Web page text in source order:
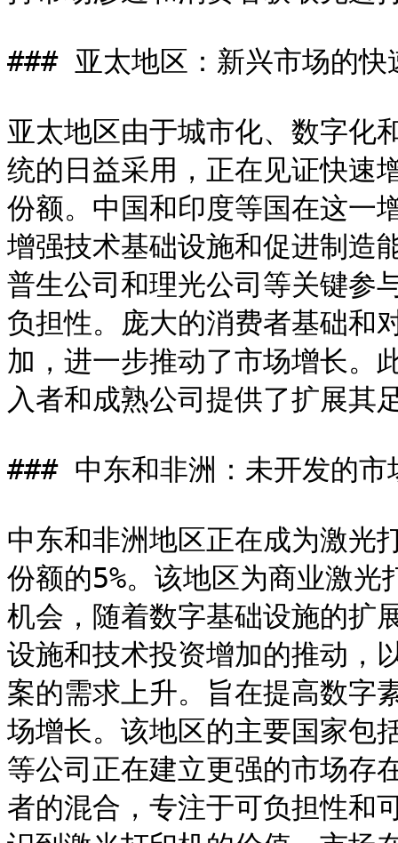
### 亚太地区：新兴市场的快
亚太地区由于城市化、数字化
统的日益采用，正在见证快速
份额。中国和印度等国在这一
增强技术基础设施和促进制造
普生公司和理光公司等关键参
负担性。庞大的消费者基础和
加，进一步推动了市场增长。
入者和成熟公司提供了扩展其
### 中东和非洲：未开发的市
中东和非洲地区正在成为激光
份额的5%。该地区为商业激
机会，随着数字基础设施的扩
设施和技术投资增加的推动，
案的需求上升。旨在提高数字
场增长。该地区的主要国家包
等公司正在建立更强的市场存
者的混合，专注于可负担性和